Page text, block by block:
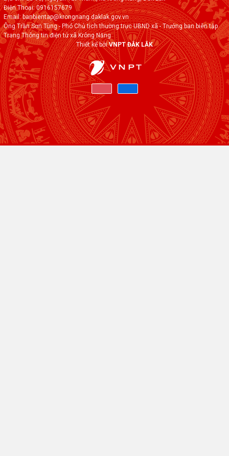
Điện Thoại: 0916157679
Email: banbientap@krongnang.daklak.gov.vn
Ông Trần Sơn Tùng - Phó Chủ tịch thường trực UBND xã - Trưởng ban biên tập
Trang Thông tin điện tử xã Krông Năng
Thiết kế bởiVNPT ĐẮK LẮK